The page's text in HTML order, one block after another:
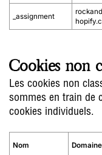
_assignment
Cookies non
Les cookies non
sommes en train de
cookies individuels.
Nom Domaine